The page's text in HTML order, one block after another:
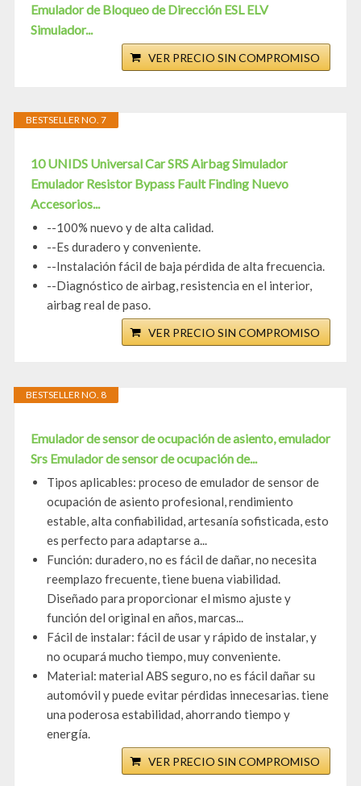
Emulador de Bloqueo de Dirección ESL ELV
Simulador...
VER PRECIO SIN COMPROMISO
BESTSELLER NO. 7
10 UNIDS Universal Car SRS Airbag Simulador
Emulador Resistor Bypass Fault Finding Nuevo
Accesorios...
--100% nuevo y de alta calidad.
--Es duradero y conveniente.
--Instalación fácil de baja pérdida de alta frecuencia.
--Diagnóstico de airbag, resistencia en el interior,
airbag real de paso.
VER PRECIO SIN COMPROMISO
BESTSELLER NO. 8
Emulador de sensor de ocupación de asiento, emulador
Srs Emulador de sensor de ocupación de...
Tipos aplicables: proceso de emulador de sensor de
ocupación de asiento profesional, rendimiento
estable, alta confiabilidad, artesanía sofisticada, esto
es perfecto para adaptarse a...
Función: duradero, no es fácil de dañar, no necesita
reemplazo frecuente, tiene buena viabilidad.
Diseñado para proporcionar el mismo ajuste y
función del original en años, marcas...
Fácil de instalar: fácil de usar y rápido de instalar, y
no ocupará mucho tiempo, muy conveniente.
Material: material ABS seguro, no es fácil dañar su
automóvil y puede evitar pérdidas innecesarias. tiene
una poderosa estabilidad, ahorrando tiempo y
energía.
VER PRECIO SIN COMPROMISO